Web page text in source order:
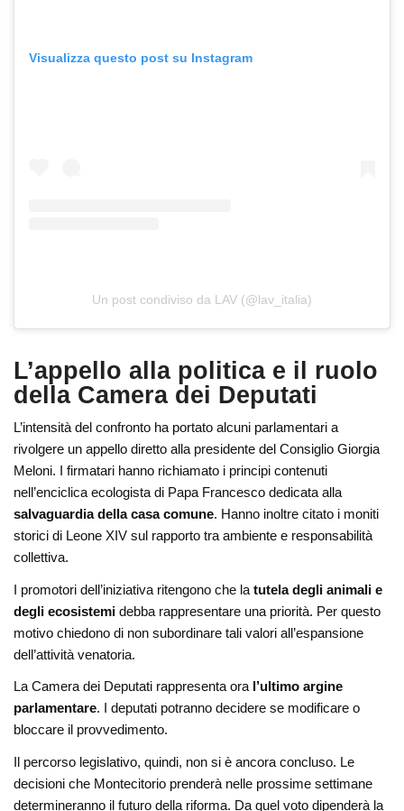
Visualizza questo post su Instagram
Un post condiviso da LAV (@lav_italia)
L’appello alla politica e il ruolo
della Camera dei Deputati
L’intensità del confronto ha portato alcuni parlamentari a
rivolgere un appello diretto alla presidente del Consiglio Giorgia
Meloni. I firmatari hanno richiamato i principi contenuti
nell’enciclica ecologista di Papa Francesco dedicata alla
salvaguardia della casa comune. Hanno inoltre citato i moniti
storici di Leone XIV sul rapporto tra ambiente e responsabilità
collettiva.
I promotori dell’iniziativa ritengono che latutela degli animali e
degli ecosistemi debba rappresentare una priorità. Per questo
motivo chiedono di non subordinare tali valori all’espansione
dell’attività venatoria.
La Camera dei Deputati rappresenta ora l’ultimo argine
parlamentare. I deputati potranno decidere se modificare o
bloccare il provvedimento.
Il percorso legislativo, quindi, non si è ancora concluso. Le
decisioni che Montecitorio prenderà nelle prossime settimane
determineranno il futuro della riforma. Da quel voto dipenderà la